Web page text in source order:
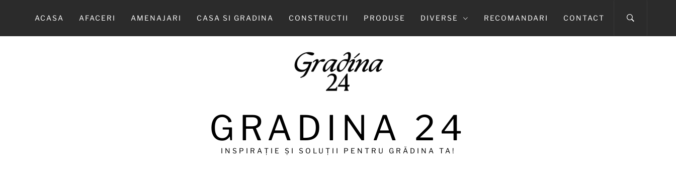
ACASA AFACERI AMENAJARI CASA SI GRADINA CONSTRUCTII PRODUSE DIVERSE RECOMANDARI CONTACT
GRADINA 24
INSPIRAȚIE ȘI SOLUȚII PENTRU GRĂDINA TA!